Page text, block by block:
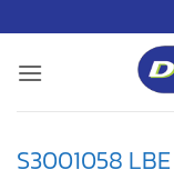
ไป
S3001058 LBE